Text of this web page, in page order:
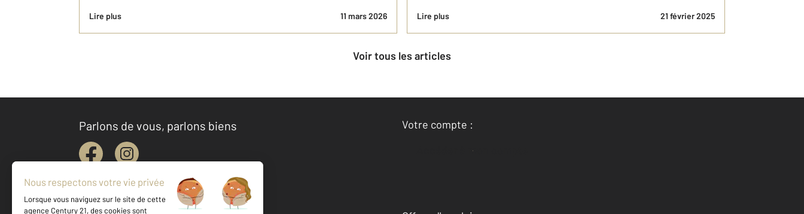
Lire plus 11 mars 2026 Lire plus 21 février 2025
Voir tous les articles
Parlons de vous, parlons biens
Votre compte :
Accéder à mon compte